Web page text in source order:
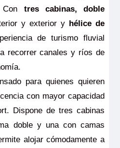
Con tres cabinas,
doble
y exterior y hélice de
de turismo fluvial
recorrer canales y ríos de
para quienes quieren
con mayor capacidad
Dispone de tres cabinas
doble y una con camas
alojar cómodamente a